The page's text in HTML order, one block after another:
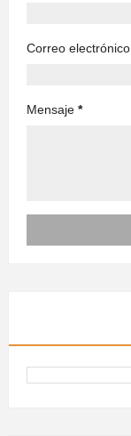
Correo electrónico
Mensaje *